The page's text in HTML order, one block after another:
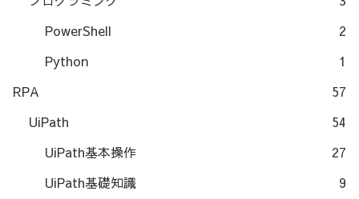
PowerShell
2
Python
1
RPA
57
UiPath
54
UiPath基本操作
27
UiPath基礎知識
9